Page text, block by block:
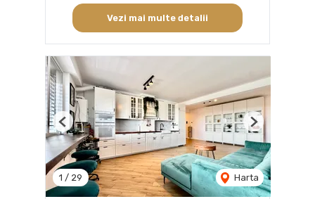
Vezi mai multe detalii
1 / 29 Harta
Previous Next